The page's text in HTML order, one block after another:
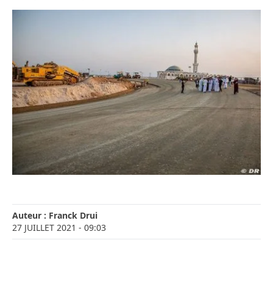
Auteur : Franck Drui
27 JUILLET 2021 - 09:03